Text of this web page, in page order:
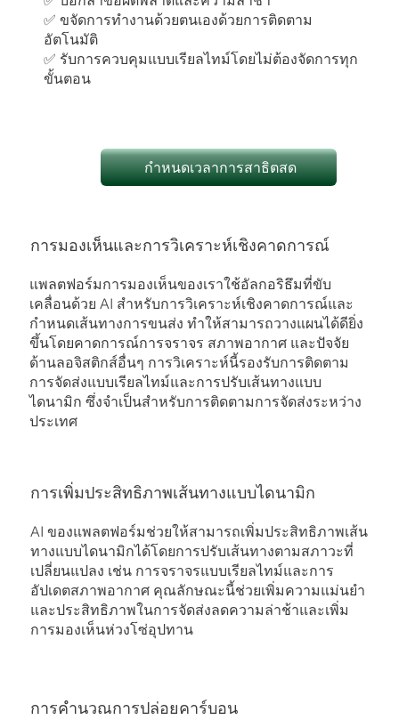
✅ ขจัดการทํางานด้วยตนเองด้วยการติดตาม
อัตโนมัติ
✅ รับการควบคุมแบบเรียลไทม์โดยไม่ต้องจัดการทุก
ขั้นตอน
กําหนดเวลาการสาธิตสด
การมองเห็นและการวิเคราะห์เชิงคาดการณ์
แพลตฟอร์มการมองเห็นของเราใช้อัลกอริธึมที่ขับ
เคลื่อนด้วย AI สําหรับการวิเคราะห์เชิงคาดการณ์และ
กําหนดเส้นทางการขนส่ง ทําให้สามารถวางแผนได้ดียิ่ง
ขึ้นโดยคาดการณ์การจราจร สภาพอากาศ และปัจจัย
ด้านลอจิสติกส์อื่นๆ การวิเคราะห์นี้รองรับการติดตาม
การจัดส่งแบบเรียลไทม์และการปรับเส้นทางแบบ
ไดนามิก ซึ่งจําเป็นสําหรับการติดตามการจัดส่งระหว่าง
ประเทศ
การเพิ่มประสิทธิภาพเส้นทางแบบไดนามิก
AI ของแพลตฟอร์มช่วยให้สามารถเพิ่มประสิทธิภาพเส้น
ทางแบบไดนามิกได้โดยการปรับเส้นทางตามสภาวะที่
เปลี่ยนแปลง เช่น การจราจรแบบเรียลไทม์และการ
อัปเดตสภาพอากาศ คุณลักษณะนี้ช่วยเพิ่มความแม่นยํา
และประสิทธิภาพในการจัดส่งลดความล่าช้าและเพิ่ม
การมองเห็นห่วงโซ่อุปทาน
การคํานวณการปล่อยคาร์บอน